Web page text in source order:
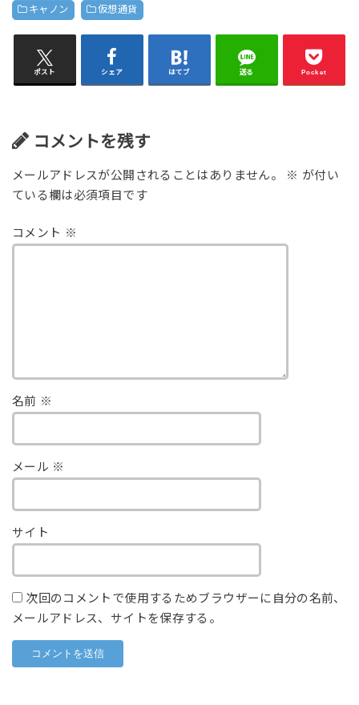
キャノン 仮想通貨
ポスト シェア はてブ 送る Pocket
コメントを残す
メールアドレスが公開されることはありません。 ※ が付い
ている欄は必須項目です
コメント ※
名前 ※
メール ※
サイト
次回のコメントで使用するためブラウザーに自分の名前、
メールアドレス、サイトを保存する。